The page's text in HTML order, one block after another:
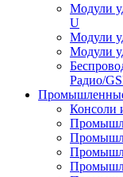
Модули
U
Модули
Модули
Радио/
Консоли